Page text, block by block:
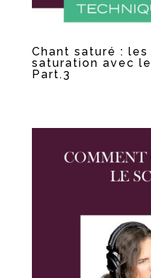
Chant saturé :
saturation avec
Part.3